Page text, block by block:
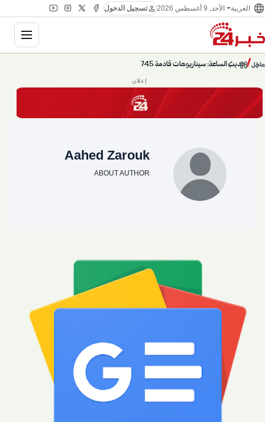
language العربية الأحد, 9 أغسطس 2026 personتسجيل الدخول
عاجل/حديث الساعة: سيناريوهات قادمة 745 chevron_right
pause
chevron_left
إعلان
Aahed Zarouk
ABOUT AUTHOR